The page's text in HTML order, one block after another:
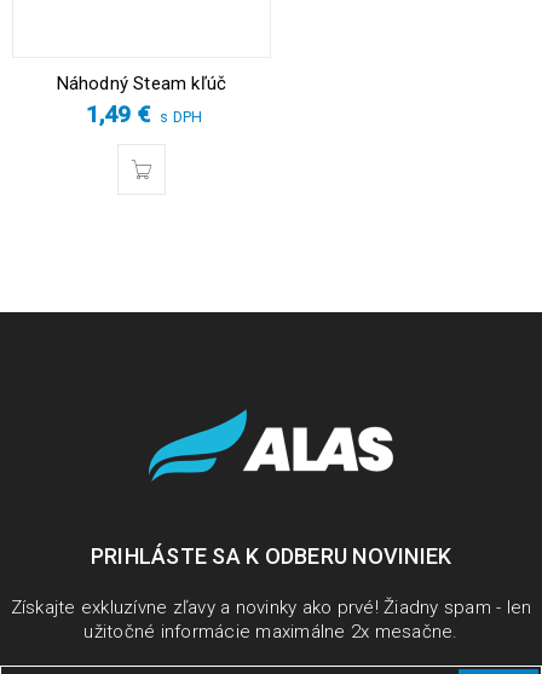
Náhodný Steam kľúč
1,49 € s DPH
PRIHLÁSTE SA K ODBERU NOVINIEK
Získajte exkluzívne zľavy a novinky ako prvé! Žiadny spam - len
užitočné informácie maximálne 2x mesačne.